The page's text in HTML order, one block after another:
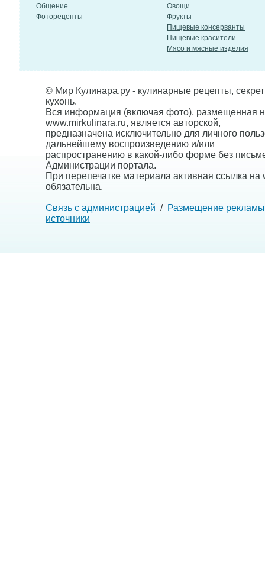
Общение
Фоторецепты
Овощи
Фрукты
Пищевые консерванты
Пищевые красители
Мясо и мясные изделия
© Мир Кулинара.ру - кулинарные рецепты,
кухонь.
Вся информация (включая фото), размещенная
www.mirkulinara.ru, является авторской,
предназначена исключительно для личного
дальнейшему воспроизведению и/или
распространению в какой-либо форме без
Администрации портала.
При перепечатке материала активная ссылка на
обязательна.
Связь с администрацией / Размещение рекламы
источники